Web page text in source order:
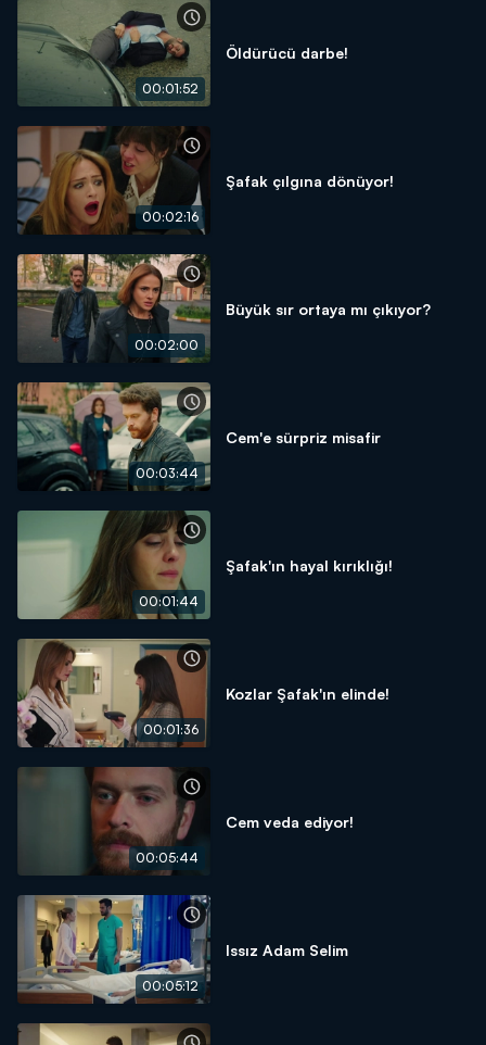
00:01:52
Öldürücü darbe!
00:02:16
Şafak çılgına dönüyor!
00:02:00
Büyük sır ortaya mı çıkıyor?
00:03:44
Cem'e sürpriz misafir
00:01:44
Şafak'ın hayal kırıklığı!
00:01:36
Kozlar Şafak'ın elinde!
00:05:44
Cem veda ediyor!
00:05:12
Issız Adam Selim